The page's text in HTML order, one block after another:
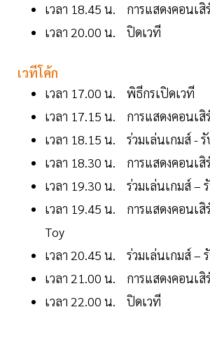
เวลา 18.45 น. การแสดงคอนเสิ
เวลา 20.00 น. ปิดเวที
เวทีโค้ก
เวลา 17.00 น. พิธีกรเปิดเวที
เวลา 17.15 น. การแสดงคอนเสิ
เวลา 18.15 น. ร่วมเล่นเกมส์ - รั
เวลา 18.30 น. การแสดงคอนเสิ
เวลา 19.30 น. ร่วมเล่นเกมส์ – รั
เวลา 19.45 น. การแสดงคอนเสิ
Toy
เวลา 20.45 น. ร่วมเล่นเกมส์ – รั
เวลา 21.00 น. การแสดงคอนเสิ
เวลา 22.00 น. ปิดเวที